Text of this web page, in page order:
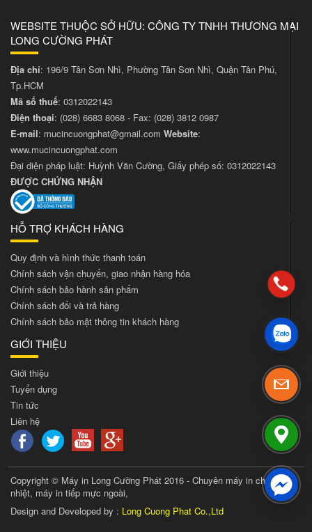
WEBSITE THUỘC SỞ HỮU: CÔNG TY TNHH THƯƠNG MẠI
LONG CƯỜNG PHÁT
Địa chỉ: 196/9 Tân Sơn Nhì, Phường Tân Sơn Nhì, Quận Tân Phú,
Tp.HCM
Mã số thuế: 0312022143
Điện thoại: (028) 6683 8068 - Fax: (028) 3812 0987
E-mail: mucincuongphat@gmail.com Website:
www.mucincuongphat.com
Đại diện pháp luật: Huỳnh Văn Cường, Giấy phép số: 0312022143
ĐƯỢC CHỨNG NHẬN
HỖ TRỢ KHÁCH HÀNG
Quy định và hình thức thanh toán
Chính sách vận chuyển, giao nhận hàng hóa
Chính sách bảo hành sản phẩm
Chính sách đổi và trả hàng
Chính sách bảo mật thông tin khách hàng
GIỚI THIỆU
Giới thiệu
Tuyển dụng
Tin tức
Liên hệ
Copyright © Máy in Long Cường Phát 2016 - Chuyên máy in chuyển
nhiệt, máy in tiếp mực ngoài,
Design and Developed by : Long Cuong Phat Co.,Ltd